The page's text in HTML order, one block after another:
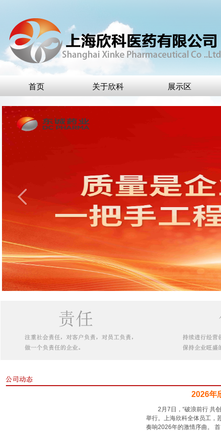
首页 关于欣科 展示区
2026年
2月7日，“破浪前行 共
举行。上海欣科全体员工，
奏响2026年的激情序曲。